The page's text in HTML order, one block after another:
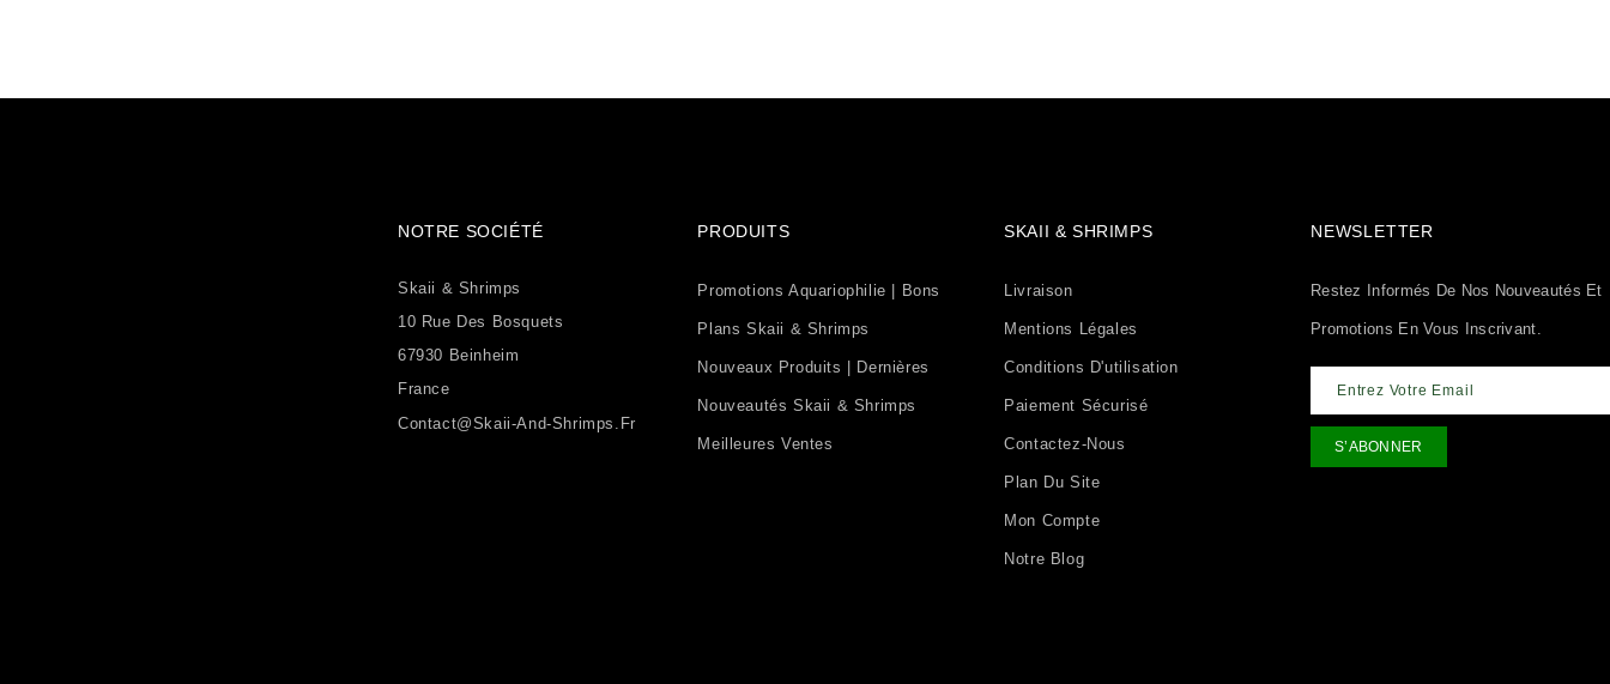
NOTRE SOCIÉTÉ
Skaii & Shrimps
10 Rue Des Bosquets
67930 Beinheim
France
Contact@skaii-And-Shrimps.fr
PRODUITS
Promotions Aquariophilie | Bons
Plans Skaii & Shrimps
Nouveaux Produits | Dernières
Nouveautés Skaii & Shrimps
Meilleures Ventes
SKAII & SHRIMPS
Livraison
Mentions Légales
Conditions D'utilisation
Paiement Sécurisé
Contactez-Nous
Plan Du Site
Mon Compte
Notre Blog
NEWSLETTER
Restez Informés De Nos Nouveautés Et
Promotions En Vous Inscrivant.